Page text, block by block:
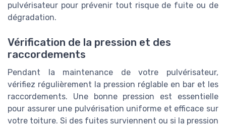
pulvérisateur pour prévenir tout risque de fuite ou de
dégradation.
Vérification de la pression et des
raccordements
Pendant la maintenance de votre pulvérisateur,
vérifiez régulièrement la pression réglable en bar et les
raccordements. Une bonne pression est essentielle
pour assurer une pulvérisation uniforme et efficace sur
votre toiture. Si des fuites surviennent ou si la pression